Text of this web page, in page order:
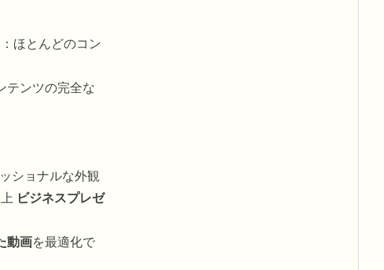
：ほとんどのコン
テンツの完全な
ショナルな外観
ビジネスプレゼ
動画を最適化で